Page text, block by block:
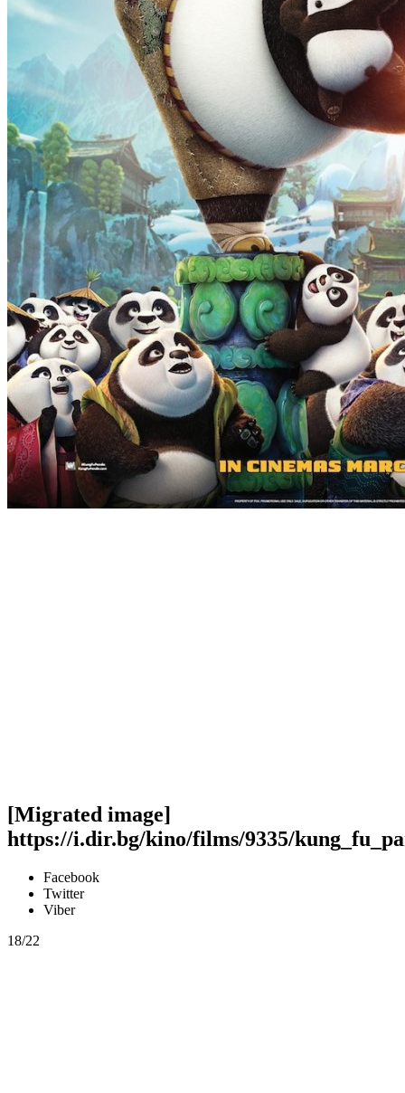
[Migrated image]
https://i.dir.bg/kino/films/9335/
Facebook
Twitter
Viber
18/22